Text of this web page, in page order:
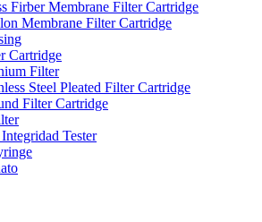
Firber Membrane Filter Cartridge
Membrane Filter Cartridge
Cartridge
Filter
Steel Pleated Filter Cartridge
Filter Cartridge
Integridad Tester